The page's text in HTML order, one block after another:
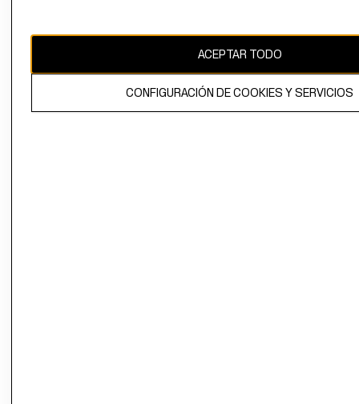
El contenido de esta página web está protegido por copyright y es
ACEPTAR TODO
CONFIGURACIÓN DE COOKIES Y SERVICIOS